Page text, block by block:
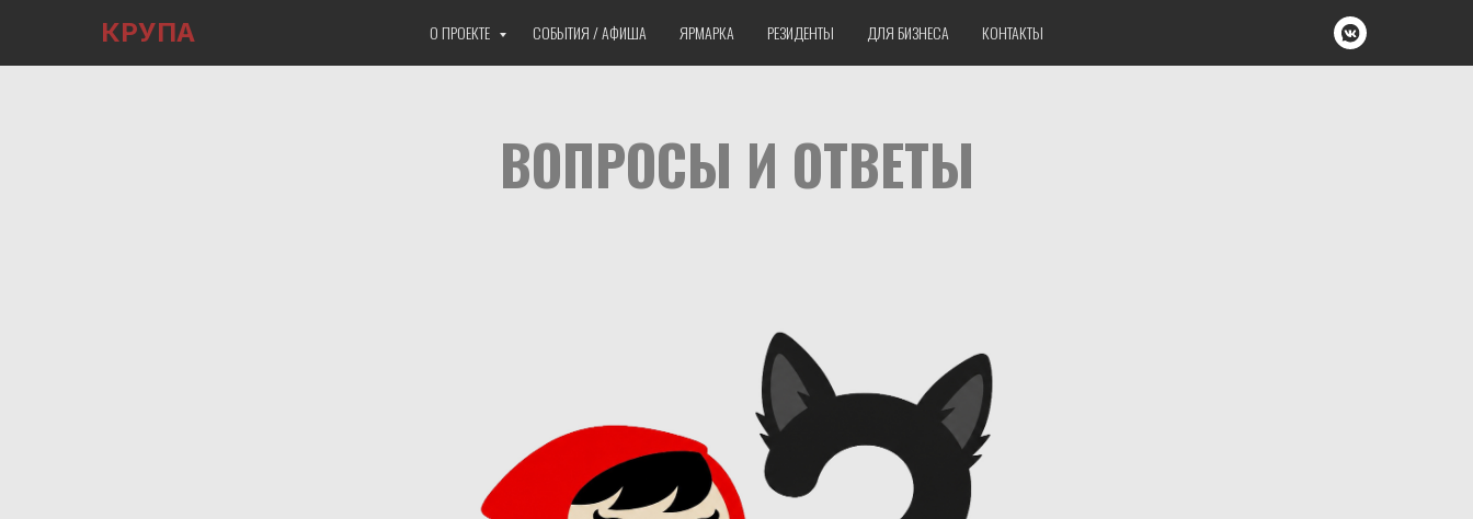
КРУПА О ПРОЕКТЕ СОБЫТИЯ / АФИША ЯРМАРКА РЕЗИДЕНТЫ ДЛЯ БИЗНЕСА КОНТАКТЫ
ВОПРОСЫ И ОТВЕТЫ